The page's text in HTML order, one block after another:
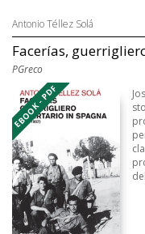
Antonio Téllez Solá
Facerías,
PGreco
EBOOK - PDF